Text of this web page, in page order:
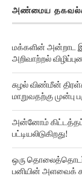
அண்மைய
மக்களின் அன்றாட
அறிவாற்றல்
சுழல் விண்மீன்
மாறுவதற்கு முன்பு
அன்னோம்
பட்டியலிடுகிறது!
ஒரு
பனியின் அளவைக்